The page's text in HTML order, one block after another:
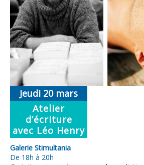
Jeudi 20 mars
Atelier
d’écriture
avec Léo Henry
Galerie Stimultania
De 18h à 20h